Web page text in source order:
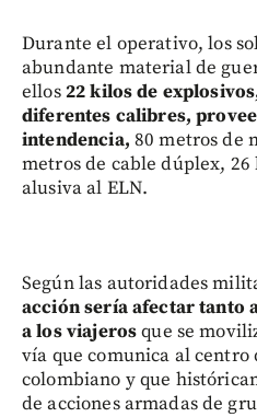
Durante el operativo, los
abundante material de
ellos22 kilos de
diferentes calibres,
intendencia, 80 metros de
metros de cable dúplex,
alusiva al ELN.
Según las autoridades
acción sería afectar tanto
a los viajerosque se
vía que comunica al centro
colombiano y que
de acciones armadas de